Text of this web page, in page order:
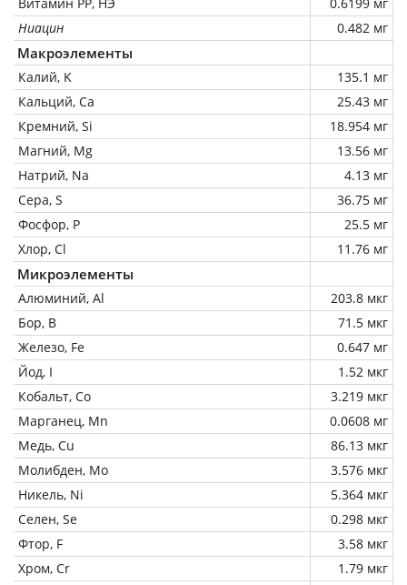
Ниацин
0.482 мг
Макроэлементы
Калий, K
135.1 мг
Кальций, Ca
25.43 мг
Кремний, Si
18.954 мг
Магний, Mg
13.56 мг
Натрий, Na
4.13 мг
Сера, S
36.75 мг
Фосфор, P
25.5 мг
Хлор, Cl
11.76 мг
Микроэлементы
Алюминий, Al
203.8 мкг
Бор, B
71.5 мкг
Железо, Fe
0.647 мг
Йод, I
1.52 мкг
Кобальт, Co
3.219 мкг
Марганец, Mn
0.0608 мг
Медь, Cu
86.13 мкг
Молибден, Mo
3.576 мкг
Никель, Ni
5.364 мкг
Селен, Se
0.298 мкг
Фтор, F
3.58 мкг
Хром, Cr
1.79 мкг